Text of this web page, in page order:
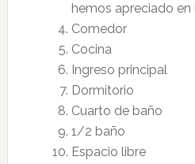
hemos apreciado
Comedor
Cocina
Ingreso principal
Dormitorio
Cuarto de baño
1/2 baño
Espacio libre